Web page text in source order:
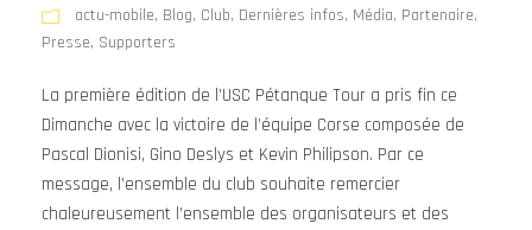
actu-mobile, Blog, Club, Dernières infos, Média, Partenaire,
Presse, Supporters
La première édition de l’USC Pétanque Tour a pris fin ce
Dimanche avec la victoire de l’équipe Corse composée de
Pascal Dionisi, Gino Deslys et Kevin Philipson. Par ce
message, l’ensemble du club souhaite remercier
chaleureusement l’ensemble des organisateurs et des